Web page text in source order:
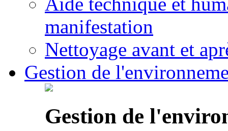
manifestation
Nettoyage avant et
Gestion de
Gestion de